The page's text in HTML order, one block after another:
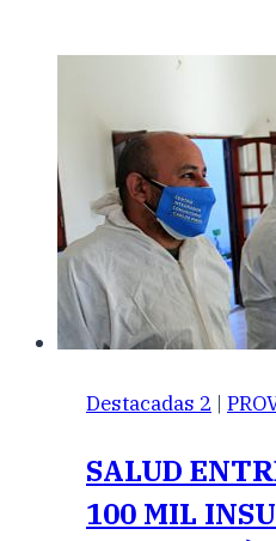
Destacadas 2 |
SALUD
100 MIL